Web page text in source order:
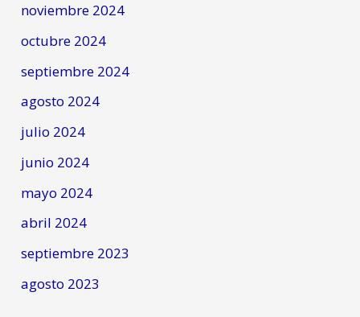
noviembre 2024
octubre 2024
septiembre 2024
agosto 2024
julio 2024
junio 2024
mayo 2024
abril 2024
septiembre 2023
agosto 2023